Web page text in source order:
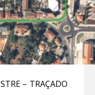
– TRAÇADO